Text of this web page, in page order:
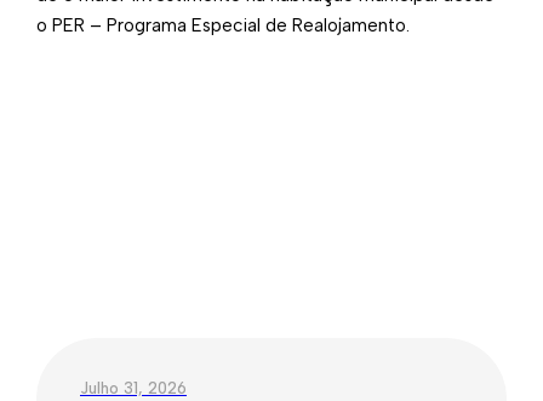
o PER – Programa Especial de Realojamento.
Julho 31, 2026